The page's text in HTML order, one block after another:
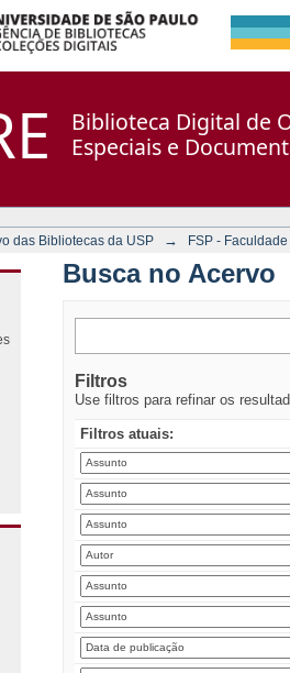
Biblioteca Digital de
Especiais e
das Bibliotecas da USP → FSP -
Busca no Acervo
Filtros
Use filtros para refinar os
Filtros atuais: